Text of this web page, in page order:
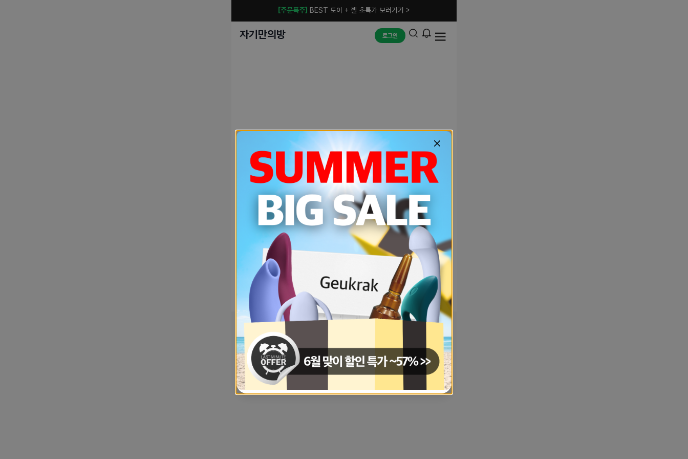
[주문폭주] BEST 토이 + 젤 초특가 보러가기 >
자기만의방 로그인
예상치 못한 에러입니다.